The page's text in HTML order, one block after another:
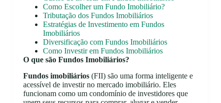
Como Escolher um Fundo Imobiliário?
Tributação dos Fundos Imobiliários
Estratégias de Investimento em Fundos
Imobiliários
Diversificação com Fundos Imobiliários
Como Investir em Fundos Imobiliários
O que são Fundos Imobiliários?
Fundos imobiliários(FII) são uma forma inteligente e
acessível de investir no mercado imobiliário. Eles
funcionam como um condomínio de investidores que